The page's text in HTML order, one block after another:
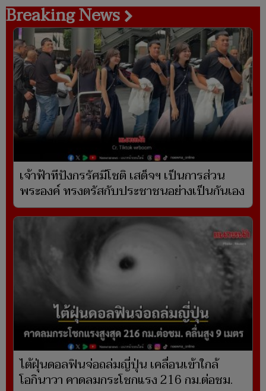
Breaking News
เจ้าฟ้าทีปังกรรัศมีโชติ เสด็จฯ เป็นการส่วน
พระองค์ ทรงตรัสกับประชาชนอย่างเป็นกันเอง
ไต้ฝุ่นดอลฟินจ่อถล่มญี่ปุ่น เคลื่อนเข้าใกล้
โอกินาวา คาดลมกระโชกแรง 216 กม.ต่อชม.